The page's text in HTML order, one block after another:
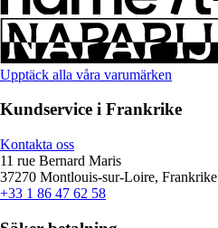
Upptäck alla våra varumärken
Kundservice i Frankrike
Kontakta oss
11 rue Bernard Maris
37270 Montlouis-sur-Loire, Frankrike
+33 1 86 47 62 58